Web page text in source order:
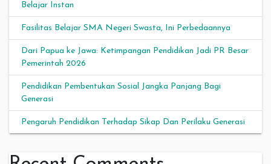
Belajar Instan
Fasilitas Belajar SMA Negeri Swasta, Ini Perbedaannya
Dari Papua ke Jawa: Ketimpangan Pendidikan Jadi PR Besar
Pemerintah 2026
Pendidikan Pembentukan Sosial Jangka Panjang Bagi
Generasi
Pengaruh Pendidikan Terhadap Sikap Dan Perilaku Generasi